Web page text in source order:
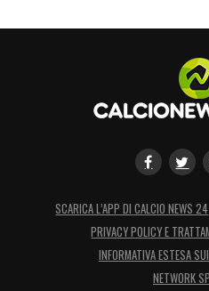
SCARICA L’APP DI CALCIO NEWS 24
PRIVACY POLICY E
INFORMATIVA ESTESA
NETWORK